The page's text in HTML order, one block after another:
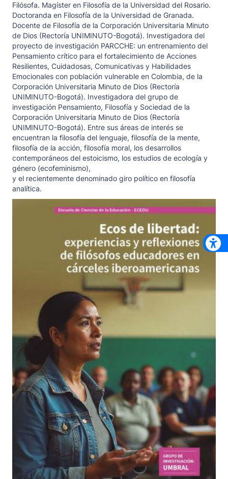
Filósofa. Magíster en Filosofía de la Universidad del Rosario.
Doctoranda en Filosofía de la Universidad de Granada.
Docente de Filosofía de la Corporación Universitaria Minuto
de Dios (Rectoría UNIMINUTO-Bogotá). Investigadora del
proyecto de investigación PARCCHE: un entrenamiento del
Pensamiento crítico para el fortalecimiento de Acciones
Resilientes, Cuidadosas, Comunicativas y Habilidades
Emocionales con población vulnerable en Colombia, de la
Corporación Universitaria Minuto de Dios (Rectoría
UNIMINUTO-Bogotá). Investigadora del grupo de
investigación Pensamiento, Filosofía y Sociedad de la
Corporación Universitaria Minuto de Dios (Rectoría
UNIMINUTO-Bogotá). Entre sus áreas de interés se
encuentran la filosofía del lenguaje, filosofía de la mente,
filosofía de la acción, filosofía moral, los desarrollos
contemporáneos del estoicismo, los estudios de ecología y
género (ecofeminismo),
y el recientemente denominado giro político en filosofía
analítica.